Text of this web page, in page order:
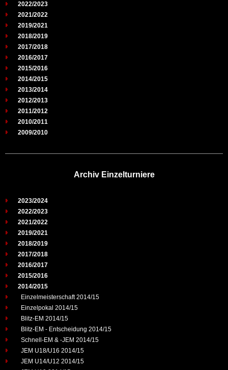
2022/2023
2021/2022
2019/2021
2018/2019
2017/2018
2016/2017
2015/2016
2014/2015
2013/2014
2012/2013
2011/2012
2010/2011
2009/2010
Archiv Einzelturniere
2023/2024
2022/2023
2021/2022
2019/2021
2018/2019
2017/2018
2016/2017
2015/2016
2014/2015
Einzelmeisterschaft 2014/15
Einzelpokal 2014/15
Blitz-EM 2014/15
Blitz-EM - Entscheidung 2014/15
Schnell-EM & -JEM 2014/15
JEM U18/U16 2014/15
JEM U14/U12 2014/15